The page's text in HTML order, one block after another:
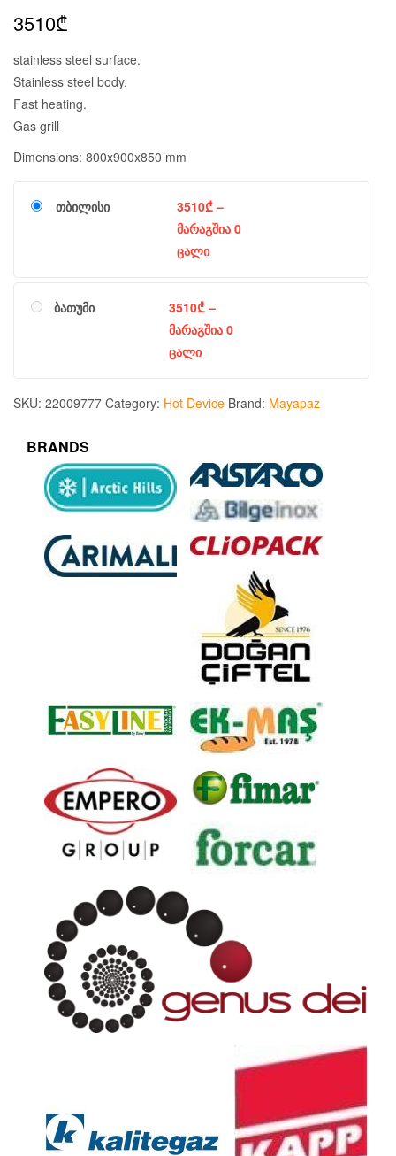
3510₾
stainless steel surface.
Stainless steel body.
Fast heating.
Gas grill
Dimensions: 800x900x850 mm
თბილისი 3510₾–
მარაგშია 0
ცალი
ბათუმი 3510₾–
მარაგშია 0
ცალი
SKU: 22009777 Category: Hot Device Brand: Mayapaz
BRANDS